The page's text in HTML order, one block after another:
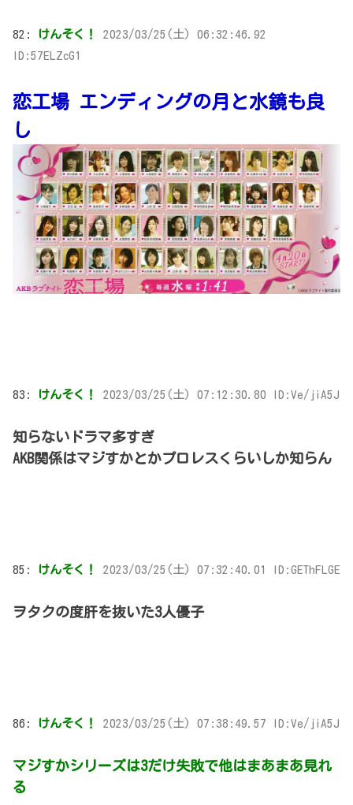
82: けんそく！
2023/03/25(土) 06:32:46.92
ID:57ELZcG1
恋工場 エンディングの月と水鏡も良
し
83: けんそく！ 2023/03/25(土) 07:12:30.80 ID:Ve/jiA5J
知らないドラマ多すぎ
AKB関係はマジすかとかプロレスくらいしか知らん
85: けんそく！ 2023/03/25(土) 07:32:40.01 ID:GEThFLGE
ヲタクの度肝を抜いた3人優子
86: けんそく！ 2023/03/25(土) 07:38:49.57 ID:Ve/jiA5J
マジすかシリーズは3だけ失敗で他はまあまあ見れ
る